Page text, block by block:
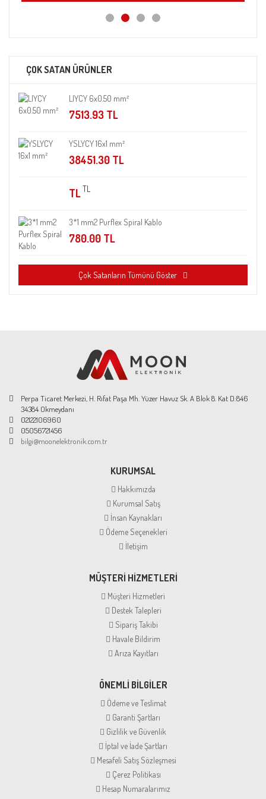
ÇOK SATAN ÜRÜNLER
LIYCY 6x0.50 mm²
7513.93 TL
YSLYCY 16x1 mm²
38451.30 TL
TLTL
3*1 mm2 Purflex Spiral Kablo
780.00 TL
Çok Satanların Tümünü Göster
Perpa Ticaret Merkezi, H. Rıfat Paşa Mh. Yüzer Havuz Sk. A Blok 8. Kat D:846
34384 Okmeydanı
02122106960
05056721456
bilgi@moonelektronik.com.tr
KURUMSAL
Hakkımızda
Kurumsal Satış
İnsan Kaynakları
Ödeme Seçenekleri
İletişim
MÜŞTERİ HİZMETLERİ
Müşteri Hizmetleri
Destek Talepleri
Sipariş Takibi
Havale Bildirim
Arıza Kayıtları
ÖNEMLİ BİLGİLER
Ödeme ve Teslimat
Garanti Şartları
Gizlilik ve Güvenlik
İptal ve İade Şartları
Mesafeli Satış Sözleşmesi
Çerez Politikası
Hesap Numaralarımız